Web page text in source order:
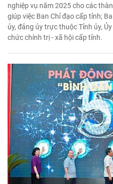
nghiệp vụ năm 2025 cho các
giúp việc Ban Chỉ đạo cấp tỉnh;
ủy, đảng ủy trực thuộc Tỉnh ủy,
chức chính trị - xã hội cấp tỉnh.